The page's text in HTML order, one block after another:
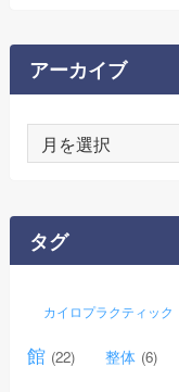
アーカイブ
ー
イ
ブ
タグ
カイロプラクティック
館 (22) 整体 (6)